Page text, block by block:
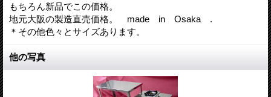
もちろん新品でこの価格。
地元大阪の製造直売価格。 made in Osaka .
＊その他色々とサイズあります。
他の写真